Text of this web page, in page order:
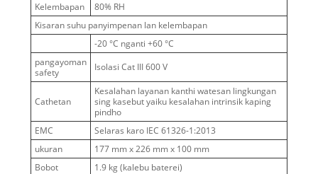
Kelembapan
80% RH
Kisaran suhu panyimpenan lan kelembapan
-20 °C nganti +60 °C
pangayoman
safety
Isolasi Cat III 600 V
Cathetan
Kesalahan layanan kanthi watesan lingkungan
sing kasebut yaiku kesalahan intrinsik kaping
pindho
EMC
Selaras karo IEC 61326-1:2013
ukuran
177 mm x 226 mm x 100 mm
Bobot
1.9 kg (kalebu baterei)